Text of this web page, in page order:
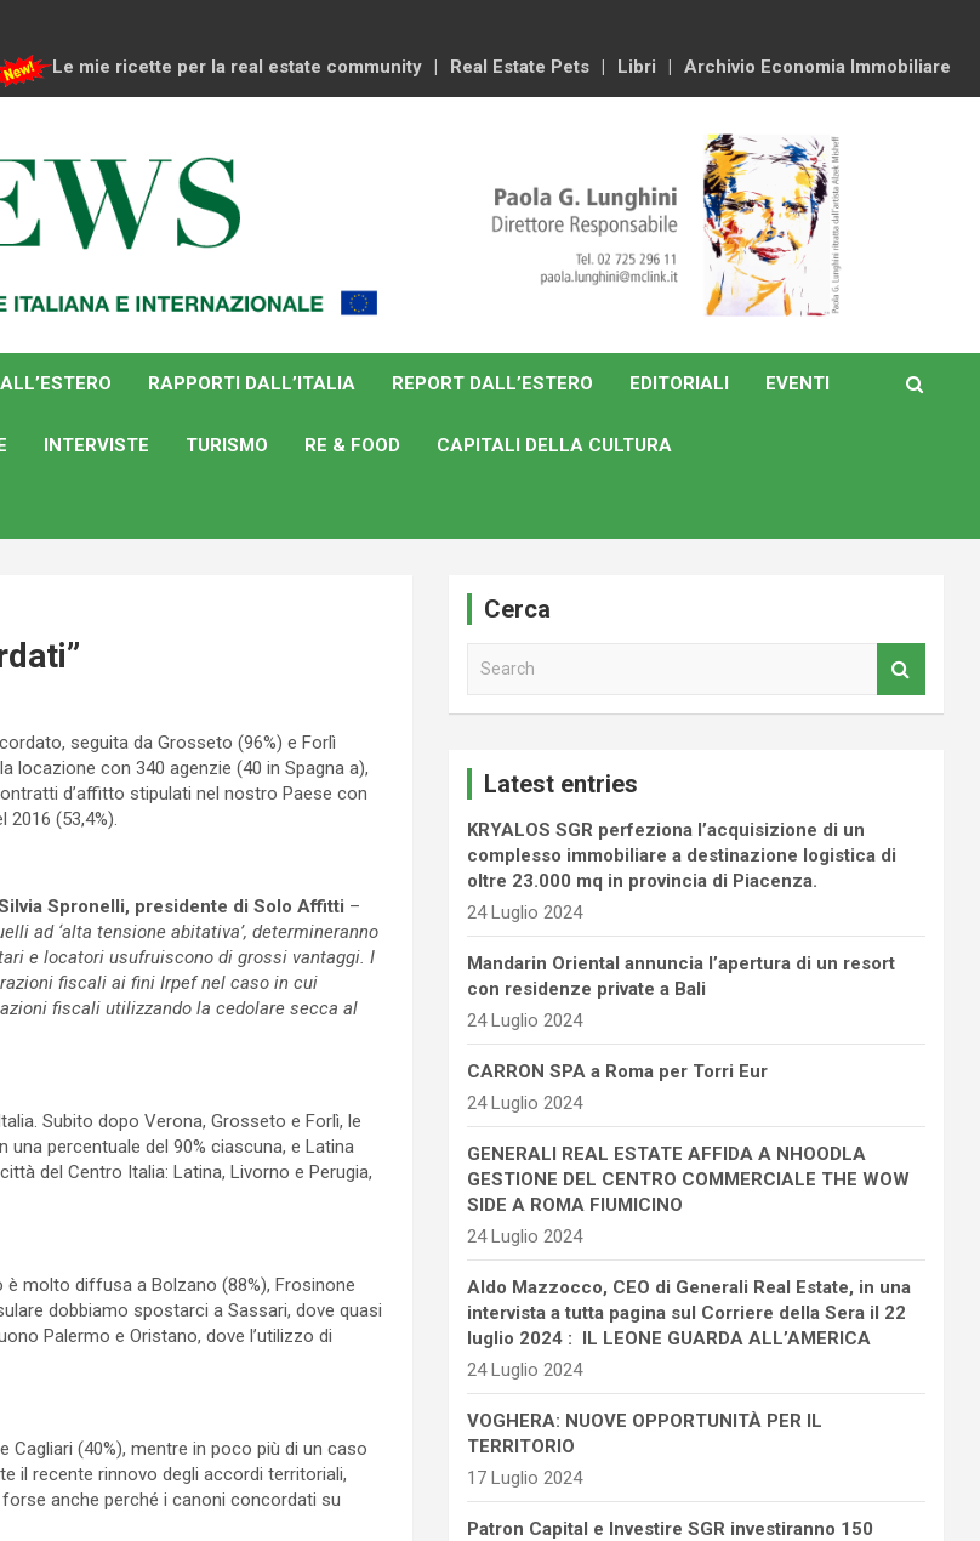
Le mie ricette per la real estate community Real Estate Pets Libri Archivio Economia Immobiliare
RAPPORTI DALL’ITALIA REPORT DALL’ESTERO EDITORIALI EVENTI
INTERVISTE TURISMO RE & FOOD CAPITALI DELLA CULTURA
seguita da Grosseto (96%) e Forlì
locazione con 340 agenzie (40 in Spagna a),
d’affitto stipulati nel nostro Paese con
(53,4%).
Spronelli, presidente di Solo Affitti –
ad ‘alta tensione abitativa’, determineranno
e locatori usufruiscono di grossi vantaggi. I
fiscali ai fini Irpef nel caso in cui
fiscali utilizzando la cedolare secca al
Subito dopo Verona, Grosseto e Forlì, le
percentuale del 90% ciascuna, e Latina
del Centro Italia: Latina, Livorno e Perugia,
molto diffusa a Bolzano (88%), Frosinone
dobbiamo spostarci a Sassari, dove quasi
Palermo e Oristano, dove l’utilizzo di
(40%), mentre in poco più di un caso
il recente rinnovo degli accordi territoriali,
anche perché i canoni concordati su
Cerca
Latest entries
KRYALOS SGR perfeziona l’acquisizione di un
complesso immobiliare a destinazione logistica di
oltre 23.000 mq in provincia di Piacenza.
24 Luglio 2024
Mandarin Oriental annuncia l’apertura di un resort
con residenze private a Bali
24 Luglio 2024
CARRON SPA a Roma per Torri Eur
24 Luglio 2024
GENERALI REAL ESTATE AFFIDA A NHOODLA
GESTIONE DEL CENTRO COMMERCIALE THE WOW
SIDE A ROMA FIUMICINO
24 Luglio 2024
Aldo Mazzocco, CEO di Generali Real Estate, in una
intervista a tutta pagina sul Corriere della Sera il 22
luglio 2024 : IL LEONE GUARDA ALL’AMERICA
24 Luglio 2024
VOGHERA: NUOVE OPPORTUNITÀ PER IL
TERRITORIO
17 Luglio 2024
Patron Capital e Investire SGR investiranno 150